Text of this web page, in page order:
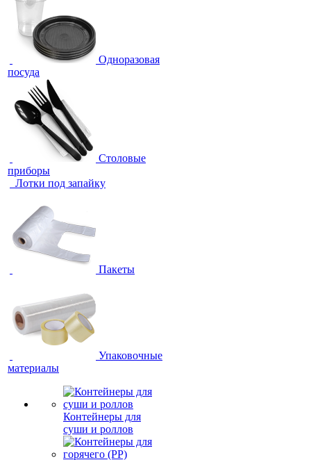
Одноразовая
посуда
Столовые
приборы
Лотки под запайку
Пакеты
Упаковочные
материалы
Контейнеры для
суши и роллов